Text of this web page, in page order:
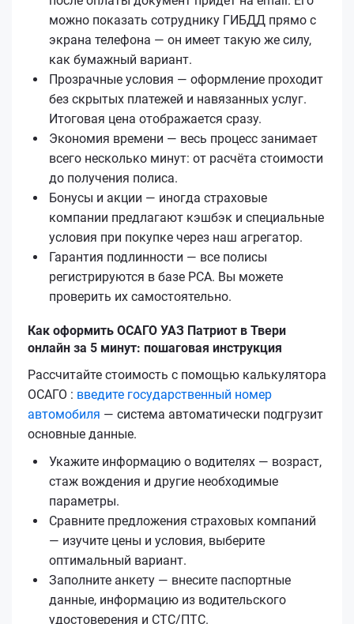
можно показать сотруднику ГИБДД прямо с
экрана телефона — он имеет такую же силу,
как бумажный вариант.
Прозрачные условия — оформление проходит
без скрытых платежей и навязанных услуг.
Итоговая цена отображается сразу.
Экономия времени — весь процесс занимает
всего несколько минут: от расчёта стоимости
до получения полиса.
Бонусы и акции — иногда страховые
компании предлагают кэшбэк и специальные
условия при покупке через наш агрегатор.
Гарантия подлинности — все полисы
регистрируются в базе РСА. Вы можете
проверить их самостоятельно.
Как оформить ОСАГО УАЗ Патриот в Твери
онлайн за 5 минут: пошаговая инструкция
Рассчитайте стоимость с помощью калькулятора
ОСАГО : введите государственный номер
автомобиля — система автоматически подгрузит
основные данные.
Укажите информацию о водителях — возраст,
стаж вождения и другие необходимые
параметры.
Сравните предложения страховых компаний
— изучите цены и условия, выберите
оптимальный вариант.
Заполните анкету — внесите паспортные
данные, информацию из водительского
удостоверения и СТС/ПТС.